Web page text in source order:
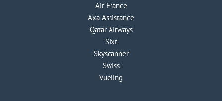
Air France
Axa Assistance
Qatar Airways
Sixt
Skyscanner
Swiss
Vueling